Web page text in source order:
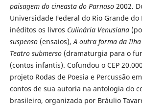
paisagem do cineasta do Parnaso 2002.
Universidade Federal do Rio Grande
inéditos os livros Culinária Venusiana
suspenso (ensaios),A outra forma da Ilha
Teatro submerso (dramaturgia para o
(contos infantis). Cofundou o CEP
projeto Rodas de Poesia e Percussão
contos de sua autoria na antologia do
brasileiro, organizada por Bráulio